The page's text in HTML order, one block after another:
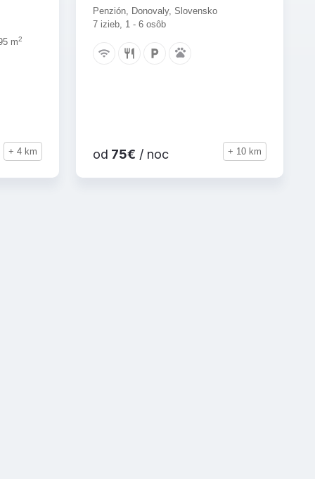
m2
+ 4 km
Penzión, Donovaly, Slovensko
7 izieb, 1 - 6 osôb
od 75€ / noc + 10 km